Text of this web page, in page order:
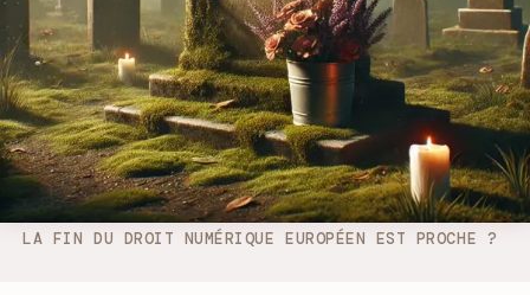
LA FIN DU DROIT NUMÉRIQUE EUROPÉEN EST PROCHE ?